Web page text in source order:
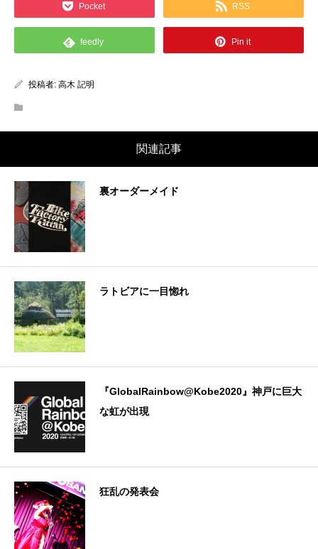
Pocket RSS
feedly Pin it
投稿者: 高木 記明
関連記事
裏オーダーメイド
ラトビアに一目惚れ
『GlobalRainbow@Kobe2020』神戸に巨大
な虹が出現
狂乱の発表会